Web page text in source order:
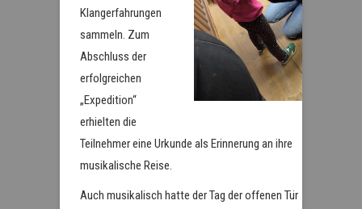
Klangerfahrungen
sammeln. Zum
Abschluss der
erfolgreichen
„Expedition“
erhielten die
Teilnehmer eine Urkunde als Erinnerung an ihre
musikalische Reise.
Auch musikalisch hatte der Tag der offenen Tür